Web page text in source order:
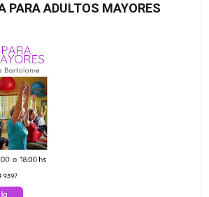
PARA ADULTOS MAYORES